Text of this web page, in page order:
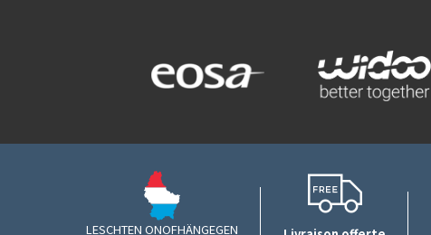
LESCHTEN ONOFHÄNGEGEN